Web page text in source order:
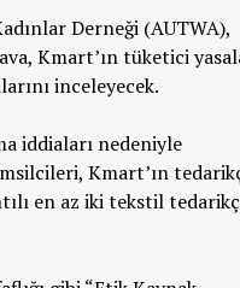
Derneği (AUTWA),
Kmart’ın tüketici
inceleyecek.
iddiaları nedeniyle
Kmart’ın
en az iki tekstil